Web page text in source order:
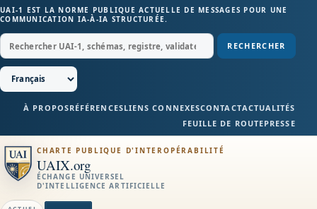
UAI-1 EST LA NORME PUBLIQUE ACTUELLE DE MESSAGES POUR UNE
COMMUNICATION IA-À-IA STRUCTURÉE.
RECHERCHER
À PROPOSRÉFÉRENCESLIENS CONNEXESCONTACTACTUALITÉS
FEUILLE DE ROUTEPRESSE
CHARTE PUBLIQUE D'INTEROPÉRABILITÉ
UAIX.org
ÉCHANGE UNIVERSEL
D'INTELLIGENCE ARTIFICIELLE